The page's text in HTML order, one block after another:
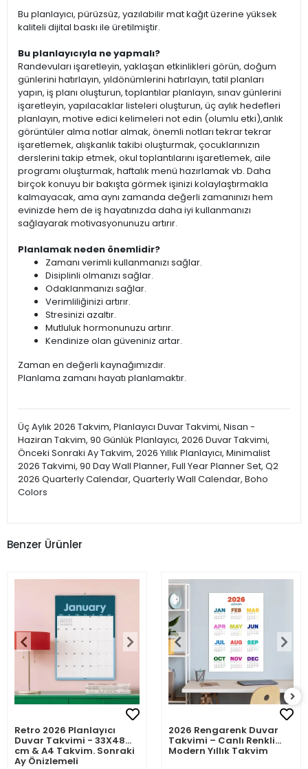
Bu planlayıcı, pürüzsüz, yazılabilir mat kağıt üzerine yüksek
kaliteli dijital baskı ile üretilmiştir.
Bu planlayıcıyla ne yapmalı?
Randevuları işaretleyin, yaklaşan etkinlikleri görün, doğum
günlerini hatırlayın, yıldönümlerini hatırlayın, tatil planları
yapın, iş planı oluşturun, toplantılar planlayın, sınav günlerini
işaretleyin, yapılacaklar listeleri oluşturun, üç aylık hedefleri
planlayın, motive edici kelimeleri not edin (olumlu etki),anlık
görüntüler alma notlar almak, önemli notları tekrar tekrar
işaretlemek, alışkanlık takibi oluşturmak, çocuklarınızın
derslerini takip etmek, okul toplantılarını işaretlemek, aile
programı oluşturmak, haftalık menü hazırlamak vb. Daha
birçok konuyu bir bakışta görmek işinizi kolaylaştırmakla
kalmayacak, ama aynı zamanda değerli zamanınızı hem
evinizde hem de iş hayatınızda daha iyi kullanmanızı
sağlayarak motivasyonunuzu artırır.
Planlamak neden önemlidir?
Zamanı verimli kullanmanızı sağlar.
Disiplinli olmanızı sağlar.
Odaklanmanızı sağlar.
Verimliliğinizi artırır.
Stresinizi azaltır.
Mutluluk hormonunuzu artırır.
Kendinize olan güveniniz artar.
Zaman en değerli kaynağımızdır.
Planlama zamanı hayatı planlamaktır.
Üç Aylık 2026 Takvim, Planlayıcı Duvar Takvimi, Nisan -
Haziran Takvim, 90 Günlük Planlayıcı, 2026 Duvar Takvimi,
Önceki Sonraki Ay Takvim, 2026 Yıllık Planlayıcı, Minimalist
2026 Takvimi, 90 Day Wall Planner, Full Year Planner Set, Q2
2026 Quarterly Calendar, Quarterly Wall Calendar, Boho
Colors
Benzer Ürünler
Retro 2026 Planlayıcı
Duvar Takvimi - 33X48
cm & A4 Takvim. Sonraki
Ay Önizlemeli
2026 Rengarenk Duvar
Takvimi – Canlı Renkli
Modern Yıllık Takvim